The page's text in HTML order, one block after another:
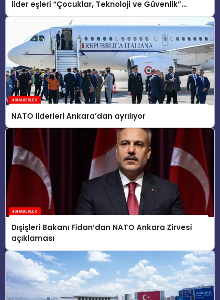
lider eşleri “Çocuklar, Teknoloji ve Güvenlik”
konusunu ele aldı
NATO liderleri Ankara’dan ayrılıyor
Dışişleri Bakanı Fidan’dan NATO Ankara Zirvesi
açıklaması